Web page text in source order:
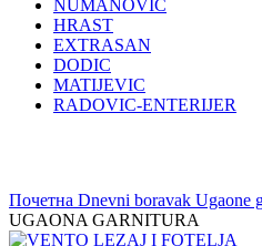
NUMANOVIĆ
HRAST
EXTRASAN
DODIC
MATIJEVIC
RADOVIC-ENTERIJER
Почетна Dnevni boravak Ugaone
UGAONA GARNITURA